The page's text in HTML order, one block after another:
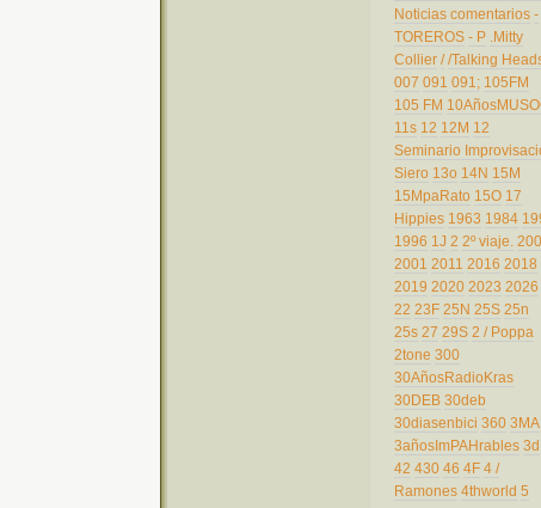
Noticias comentarios -
TOREROS - P .Mitty
Collier / /Talking
007 091 091; 105FM
105 FM
11s 12 12M 12
Seminario
Siero 13o 14N 15M
15MpaRato 15O 17
Hippies 1963 1984
1996 1J 2 2º viaje. 200
2001 2011 2016 2018
2019 2020 2023 2026
22 23F 25N 25S 25n
25s 27 29S 2 / Poppa
2tone 300
30AñosRadioKras
30DEB 30deb
30diasenbici 360 3MA
3añosImPAHrables 3d
42 430 46 4F 4 /
Ramones 4thworld 5